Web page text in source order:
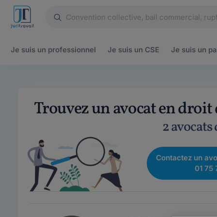
Je suis un professionnel Je suis un CSE Je suis un
Trouvez un avocat en
2
Contactez un
01 75